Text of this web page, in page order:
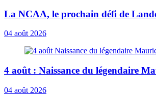
La NCAA, le prochain défi de
04 août 2026
4 août : Naissance du légendaire
04 août 2026